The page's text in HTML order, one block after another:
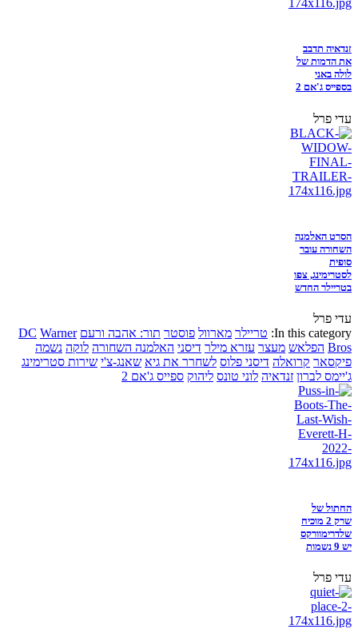
זנדאיה תדבב
את הדמות של
לולה באני
בספייס ג'אם 2
עדי פרל
הסרט האלמנה
השחורה עובר
סופית
לסטרימינג, צפו
בטריילר החדש
עדי פרל
In this category: טריילר מארוול פוסטר תור: אהבה ורעם DC Warner
Bros הפלאש מעצר עזרא מילר דיסני האלמנה השחורה לוקה נשמה
פיקסאר קרואלה דיסני פלוס לשחרר את גיא שאנג-צ'י שירות סטרימינג
ג'יימס לברון זנדאיה לוני טונס ליהוק ספייס ג'אם 2
החתול של
שרק 2 מוכיח
שלדרימוורקס
יש 9 נשמות
עדי פרל